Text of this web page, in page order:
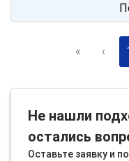
« ‹
Не нашли
остались
Оставьте заявку и